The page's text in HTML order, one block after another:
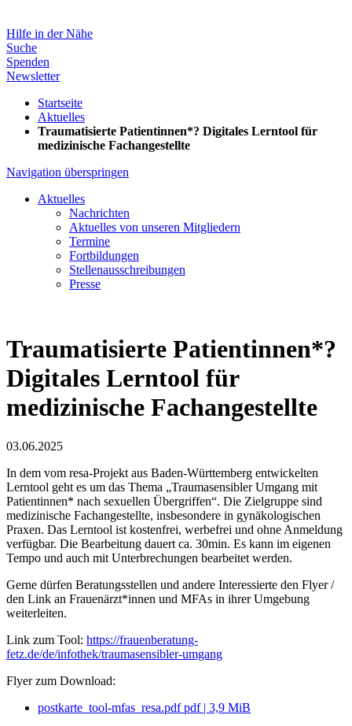
Hilfe in der Nähe
Suche
Spenden
Newsletter
Startseite
Aktuelles
Traumatisierte Patientinnen*? Digitales Lerntool für
medizinische Fachangestellte
Navigation überspringen
Aktuelles
Nachrichten
Aktuelles von unseren Mitgliedern
Termine
Fortbildungen
Stellenausschreibungen
Presse
Traumatisierte Patientinnen*?
Digitales Lerntool für
medizinische Fachangestellte
03.06.2025
In dem vom resa-Projekt aus Baden-Württemberg entwickelten
Lerntool geht es um das Thema „Traumasensibler Umgang mit
Patientinnen* nach sexuellen Übergriffen“. Die Zielgruppe sind
medizinische Fachangestellte, insbesondere in gynäkologischen
Praxen. Das Lerntool ist kostenfrei, werbefrei und ohne Anmeldung
verfügbar. Die Bearbeitung dauert ca. 30min. Es kann im eigenen
Tempo und auch mit Unterbrechungen bearbeitet werden.
Gerne dürfen Beratungsstellen und andere Interessierte den Flyer /
den Link an Frauenärzt*innen und MFAs in ihrer Umgebung
weiterleiten.
Link zum Tool: https://frauenberatung-
fetz.de/de/infothek/traumasensibler-umgang
Flyer zum Download:
postkarte_tool-mfas_resa.pdfpdf| 3,9 MiB